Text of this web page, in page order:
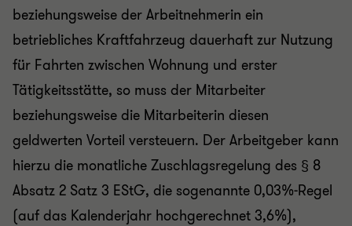
beziehungsweise der Arbeitnehmerin ein
betriebliches Kraftfahrzeug dauerhaft zur Nutzung
für Fahrten zwischen Wohnung und erster
Tätigkeitsstätte, so muss der Mitarbeiter
beziehungsweise die Mitarbeiterin diesen
geldwerten Vorteil versteuern. Der Arbeitgeber kann
hierzu die monatliche Zuschlagsregelung des § 8
Absatz 2 Satz 3 EStG, die sogenannte 0,03%-Regel
(auf das Kalenderjahr hochgerechnet 3,6%),